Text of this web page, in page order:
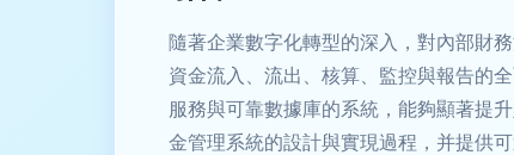
隨著企業數字化轉型的深入，對內部財
資金流入、流出、核算、監控與報告的
服務與可靠數據庫的系統，能夠顯著提
金管理系統的設計與實現過程，并提供